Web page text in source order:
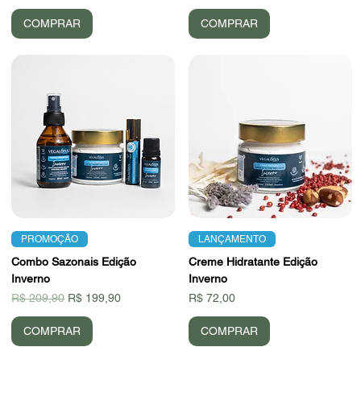
COMPRAR COMPRAR
PROMOÇÃO
Combo Sazonais Edição
Inverno
Preço normal
R$ 209,90 Preço promocional
R$ 199,90
COMPRAR
LANÇAMENTO
Creme Hidratante Edição
Inverno
Preço
R$ 72,00
COMPRAR